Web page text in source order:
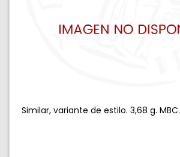
Similar, variante de estilo. 3,68 g. MBC.